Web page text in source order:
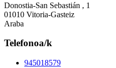
Donostia-San Sebastián , 1
01010 Vitoria-Gasteiz
Araba
Telefonoa/k
945018579